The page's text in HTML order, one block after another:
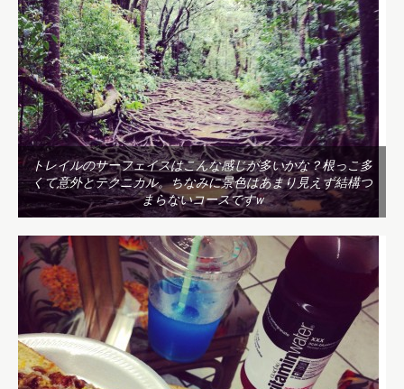
トレイルのサーフェイスはこんな感じが多いかな？根っこ多
くて意外とテクニカル。ちなみに景色はあまり見えず結構つ
まらないコースですw